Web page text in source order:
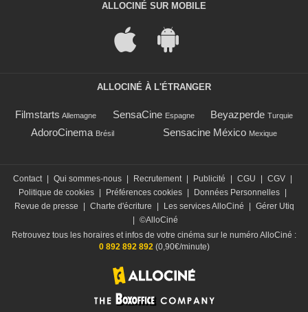
ALLOCINÉ SUR MOBILE
ALLOCINÉ À L'ÉTRANGER
Filmstarts Allemagne SensaCine Espagne Beyazperde Turquie
AdoroCinema Brésil Sensacine México Mexique
Contact Qui sommes-nous Recrutement Publicité CGU CGV
Politique de cookies
Préférences cookies Données Personnelles
Revue de presse
Charte d'écriture Les services AlloCiné
Gérer Utiq
©AlloCiné
Retrouvez tous les horaires et infos de votre cinéma sur le numéro AlloCiné :
0 892 892 892(0,90€/minute)